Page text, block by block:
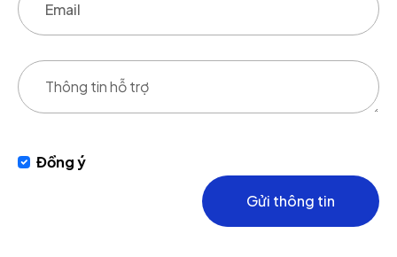
Đồng ý
Gửi thông tin